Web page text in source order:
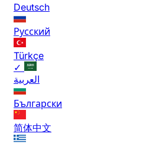
Deutsch
Русский
Türkçe
✓
العربية
Български
简体中文